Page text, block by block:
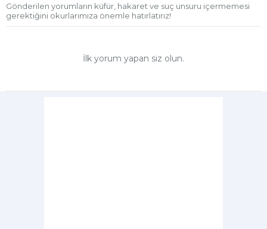
Gönderilen yorumların küfür, hakaret ve suç unsuru içermemesi
gerektiğini okurlarımıza önemle hatırlatırız!
İlk yorum yapan siz olun.